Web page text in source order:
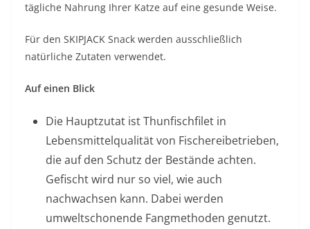
tägliche Nahrung Ihrer Katze auf eine gesunde Weise.
Für den SKIPJACK Snack werden ausschließlich
natürliche Zutaten verwendet.
Auf einen Blick
Die Hauptzutat ist Thunfischfilet in
Lebensmittelqualität von Fischereibetrieben,
die auf den Schutz der Bestände achten.
Gefischt wird nur so viel, wie auch
nachwachsen kann. Dabei werden
umweltschonende Fangmethoden genutzt.